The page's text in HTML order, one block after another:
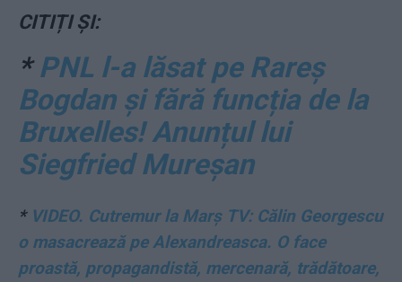
CITIȚI ȘI:
*PNL l-a lăsat pe Rareș
Bogdan și fără funcția de la
Bruxelles! Anunțul lui
Siegfried Mureșan
* VIDEO. Cutremur la Marș TV: Călin Georgescu
o masacrează pe Alexandreasca. O face
proastă, propagandistă, mercenară, trădătoare,